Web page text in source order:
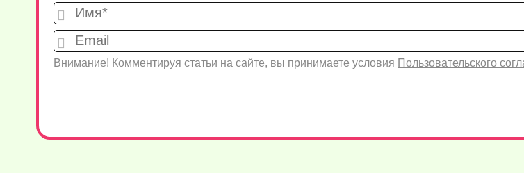
Внимание! Комментируя статьи на сайте, вы принимаете условия Пользовательского